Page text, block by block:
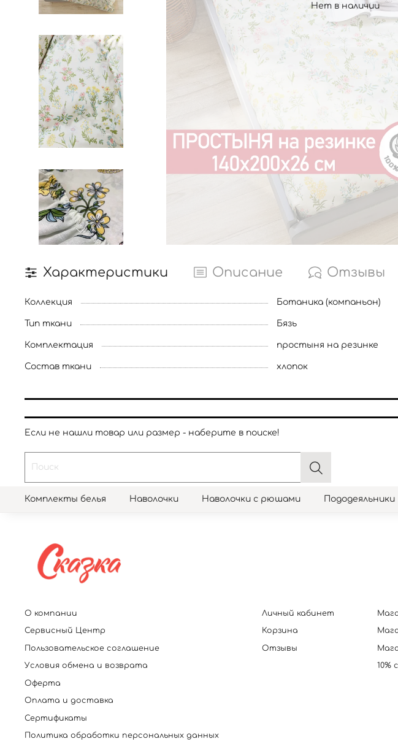
Нет в наличии
Характеристики Описание Отзывы
Коллекция Ботаника (компаньон)
Тип ткани Бязь
Комплектация простыня на резинке
Состав ткани хлопок
Если не нашли товар или размер - наберите в поиске!
Комплекты белья Наволочки Наволочки с рюшами Пододеяльники
О компании
Сервисный Центр
Пользовательское соглашение
Условия обмена и возврата
Оферта
Оплата и доставка
Сертификаты
Политика обработки персональных данных
Личный кабинет
Корзина
Отзывы
10%